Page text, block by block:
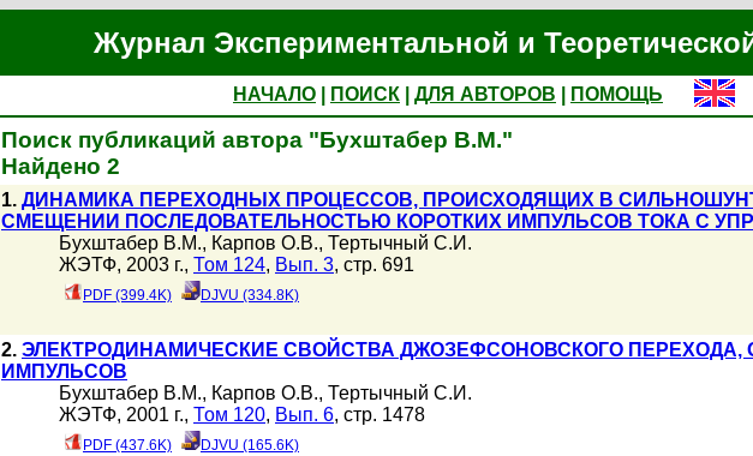
Журнал Экспериментальной и
НАЧАЛО ПОИСК ДЛЯ АВТОРОВ
ПОМОЩЬ
Поиск публикаций автора "Бухштабер В.М."
Найдено 2
1. ДИНАМИКА ПЕРЕХОДНЫХ ПРОЦЕССОВ, ПРОИСХОДЯЩИХ В
СМЕЩЕНИИ ПОСЛЕДОВАТЕЛЬНОСТЬЮ КОРОТКИХ ИМПУЛЬСОВ ТОКА С
Бухштабер В.М., Карпов О.В., Тертычный С.И.
ЖЭТФ, 2003 г., Том 124, Вып. 3, стр. 691
PDF (399.4K) DJVU (334.8K)
2. ЭЛЕКТРОДИНАМИЧЕСКИЕ СВОЙСТВА ДЖОЗЕФСОНОВСКОГО ПЕРЕХОДА,
ИМПУЛЬСОВ
Бухштабер В.М., Карпов О.В., Тертычный С.И.
ЖЭТФ, 2001 г., Том 120, Вып. 6, стр. 1478
PDF (437.6K) DJVU (165.6K)